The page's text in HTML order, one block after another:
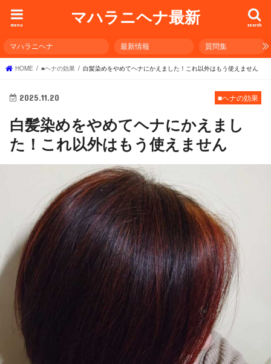
マハラニヘナ最新 search
menu
マハラニヘナ 最新情報 質問集
HOME ■ヘナの効果 白髪染めをやめてヘナにかえました！これ以外はもう使えません
■ヘナの効果
2025.11.20
白髪染めをやめてヘナにかえまし
た！これ以外はもう使えません